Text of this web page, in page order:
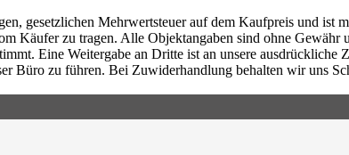
gesetzlichen Mehrwertsteuer auf dem Kaufpreis und ist
Käufer zu tragen. Alle Objektangaben sind ohne
Eine Weitergabe an Dritte ist an unsere
Büro zu führen. Bei Zuwiderhandlung behalten wir uns